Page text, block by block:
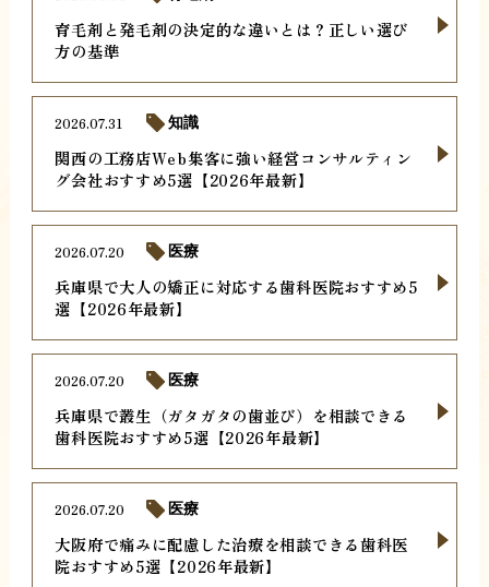
育毛剤と発毛剤の決定的な違いとは？正しい選び
方の基準
関西の工務店Web集客に強い経営コンサルティン
グ会社おすすめ5選【2026年最新】
2026.07.31 知識
兵庫県で大人の矯正に対応する歯科医院おすすめ5
選【2026年最新】
2026.07.20 医療
兵庫県で叢生（ガタガタの歯並び）を相談できる
歯科医院おすすめ5選【2026年最新】
2026.07.20 医療
大阪府で痛みに配慮した治療を相談できる歯科医
院おすすめ5選【2026年最新】
2026.07.20 医療